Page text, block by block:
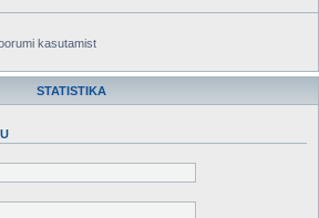
kasutamist
STATISTIKA